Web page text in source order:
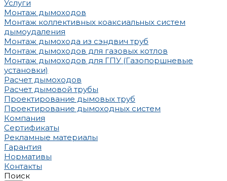
Услуги
Монтаж дымоходов
Монтаж коллективных коаксиальных систем
дымоудаления
Монтаж дымохода из сэндвич труб
Монтаж дымоходов для газовых котлов
Монтаж дымоходов для ГПУ (Газопоршневые
установки)
Расчет дымоходов
Расчет дымовой трубы
Проектирование дымовых труб
Проектирование дымоходных систем
Компания
Сертификаты
Рекламные материалы
Гарантия
Нормативы
Контакты
Поиск